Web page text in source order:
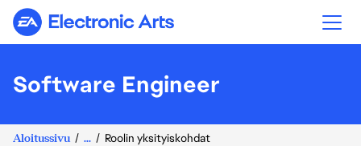
Electronic Arts
Software Engineer
Aloitussivu ... Roolin yksityiskohdat